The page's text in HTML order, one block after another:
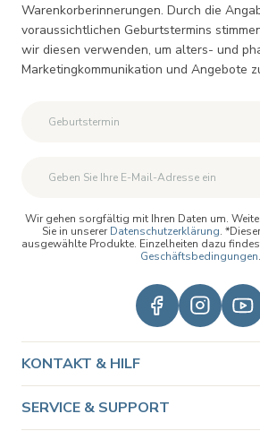
Warenkorberinnerungen. Durch die
voraussichtlichen Geburtstermins
wir diesen verwenden, um alters- und
Marketingkommunikation und Angebote
Zweiter Vorname
Wir gehen sorgfältig mit Ihren Daten um.
Sie in unserer Datenschutzerklärung.
ausgewählte Produkte. Einzelheiten dazu
Geschäftsbedingungen.
KONTAKT & HILF
SERVICE & SUPPORT